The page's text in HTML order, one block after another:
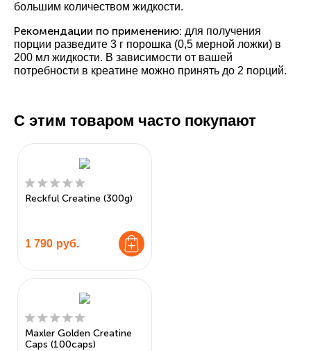
большим количеством жидкости.
Рекомендации по применению: для получения
порции разведите 3 г порошка (0,5 мерной ложки) в
200 мл жидкости. В зависимости от вашей
потребности в креатине можно принять до 2 порций.
С этим товаром часто покупают
Reckful Creatine (300g)
1 790 руб.
Maxler Golden Creatine
Caps (100caps)